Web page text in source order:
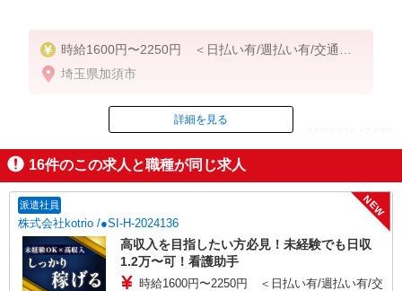
時給1600円〜2250円 ＜日払い有/週払い有/交通費
全支給(ガソリン代含む)＞
埼玉県加須市
ID：AE0527647422
掲載期間終了
詳細を見る
16件のこの求人と職種が同じ求人
派遣社員
株式会社kotrio /●SI-H-2024136
NEW
高収入を目指したい方必見！未経験でも日収
1.2万〜可！看護助手
時給1600円〜2250円 ＜日払い有/週払い有/交